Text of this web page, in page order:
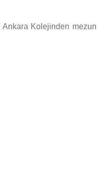
Ankara Kolejinden mezun